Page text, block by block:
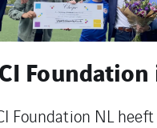
Foundation NL